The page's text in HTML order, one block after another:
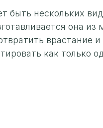
быть нескольких
она из
врастание и
как только